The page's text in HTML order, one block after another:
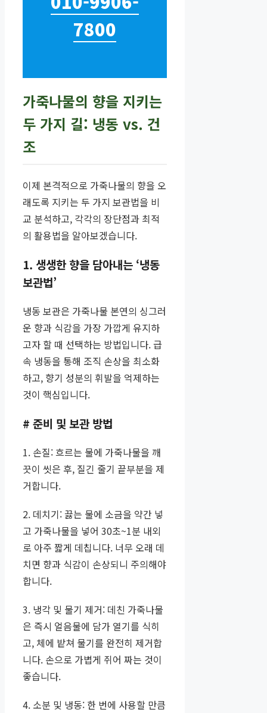
7800
가죽나물의 향을 지키는
두 가지 길: 냉동 vs. 건
조
이제 본격적으로 가죽나물의 향을 오
래도록 지키는 두 가지 보관법을 비
교 분석하고, 각각의 장단점과 최적
의 활용법을 알아보겠습니다.
1. 생생한 향을 담아내는 ‘냉동
보관법’
냉동 보관은 가죽나물 본연의 싱그러
운 향과 식감을 가장 가깝게 유지하
고자 할 때 선택하는 방법입니다. 급
속 냉동을 통해 조직 손상을 최소화
하고, 향기 성분의 휘발을 억제하는
것이 핵심입니다.
# 준비 및 보관 방법
1. 손질: 흐르는 물에 가죽나물을 깨
끗이 씻은 후, 질긴 줄기 끝부분을 제
거합니다.
2. 데치기: 끓는 물에 소금을 약간 넣
고 가죽나물을 넣어 30초~1분 내외
로 아주 짧게 데칩니다. 너무 오래 데
치면 향과 식감이 손상되니 주의해야
합니다.
3. 냉각 및 물기 제거: 데친 가죽나물
은 즉시 얼음물에 담가 열기를 식히
고, 체에 밭쳐 물기를 완전히 제거합
니다. 손으로 가볍게 쥐어 짜는 것이
좋습니다.
4. 소분 및 냉동: 한 번에 사용할 만큼